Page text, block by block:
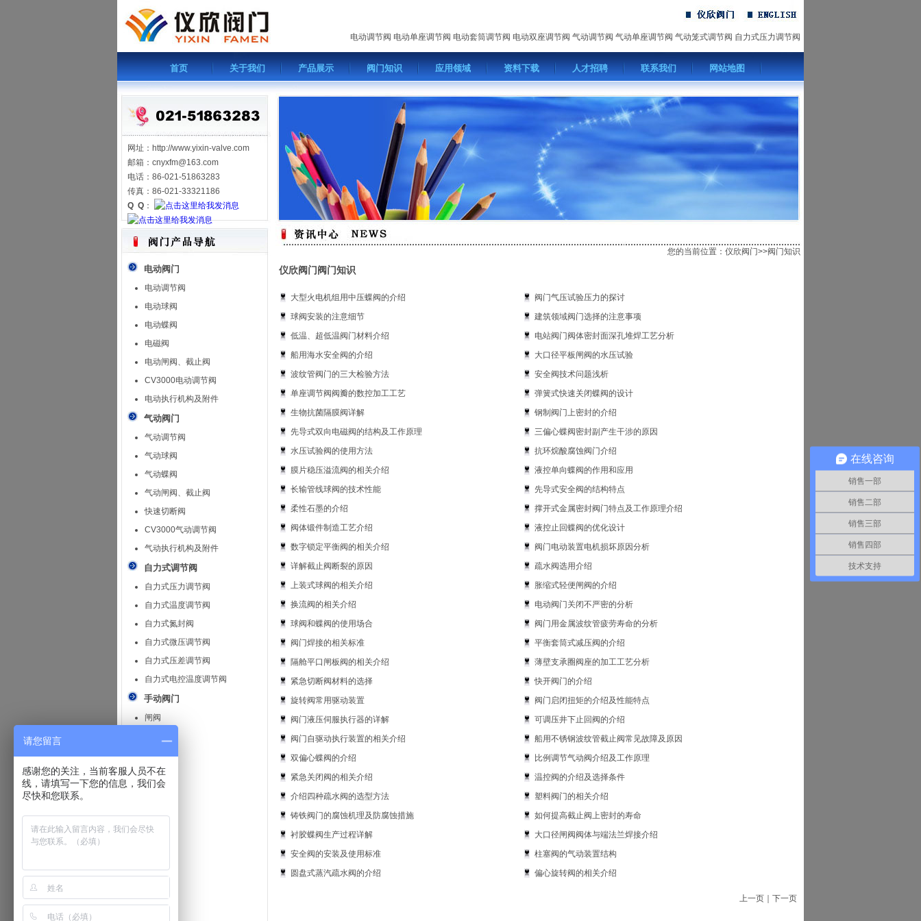
电动调节阀 电动单座调节阀 电动套筒调节阀 电动双座调节阀 气动调节阀 气动单座调节阀 气动笼式调节阀 自力式压力调节阀
首页 关于我们 产品展示 阀门知识 应用领域 资料下载 人才招聘 联系我们 网站地图
网址：http://www.yixin-valve.com
邮箱：cnyxfm@163.com
电话：86-021-51863283
传真：86-021-33321186
Q Q ：
电动阀门
电动调节阀
电动球阀
电动蝶阀
电磁阀
电动闸阀、截止阀
CV3000电动调节阀
电动执行机构及附件
气动阀门
气动调节阀
气动球阀
气动蝶阀
气动闸阀、截止阀
快速切断阀
CV3000气动调节阀
气动执行机构及附件
自力式调节阀
自力式压力调节阀
自力式温度调节阀
自力式氮封阀
自力式微压调节阀
自力式压差调节阀
自力式电控温度调节阀
手动阀门
闸阀
球阀
旋塞阀
安全阀
针型阀
您的当前位置： 仪欣阀门>>阀门知识
仪欣阀门阀门知识
大型火电机组用中压蝶阀的介绍
阀门气压试验压力的探讨
球阀安装的注意细节
建筑领域阀门选择的注意事项
低温、超低温阀门材料介绍
电站阀门阀体密封面深孔堆焊工艺分析
船用海水安全阀的介绍
大口径平板闸阀的水压试验
波纹管阀门的三大检验方法
安全阀技术问题浅析
单座调节阀阀瓣的数控加工工艺
弹簧式快速关闭蝶阀的设计
生物抗菌隔膜阀详解
钢制阀门上密封的介绍
先导式双向电磁阀的结构及工作原理
三偏心蝶阀密封副产生干涉的原因
水压试验阀的使用方法
抗环烷酸腐蚀阀门介绍
膜片稳压溢流阀的相关介绍
液控单向蝶阀的作用和应用
长输管线球阀的技术性能
先导式安全阀的结构特点
柔性石墨的介绍
撑开式金属密封阀门特点及工作原理介绍
阀体锻件制造工艺介绍
液控止回蝶阀的优化设计
数字锁定平衡阀的相关介绍
阀门电动装置电机损坏原因分析
详解截止阀断裂的原因
疏水阀选用介绍
上装式球阀的相关介绍
胀缩式轻便闸阀的介绍
换流阀的相关介绍
电动阀门关闭不严密的分析
球阀和蝶阀的使用场合
阀门用金属波纹管疲劳寿命的分析
阀门焊接的相关标准
平衡套筒式减压阀的介绍
隔舱平口闸板阀的相关介绍
薄壁支承圈阀座的加工工艺分析
紧急切断阀材料的选择
快开阀门的介绍
旋转阀常用驱动装置
阀门启闭扭矩的介绍及性能特点
阀门液压伺服执行器的详解
可调压井下止回阀的介绍
阀门自驱动执行装置的相关介绍
船用不锈钢波纹管截止阀常见故障及原因
双偏心蝶阀的介绍
比例调节气动阀介绍及工作原理
紧急关闭阀的相关介绍
温控阀的介绍及选择条件
介绍四种疏水阀的选型方法
塑料阀门的相关介绍
铸铁阀门的腐蚀机理及防腐蚀措施
如何提高截止阀上密封的寿命
衬胶蝶阀生产过程详解
大口径闸阀阀体与端法兰焊接介绍
安全阀的安装及使用标准
柱塞阀的气动装置结构
圆盘式蒸汽疏水阀的介绍
偏心旋转阀的相关介绍
上一页 下一页
在线咨询
销售一部
销售二部
销售三部
销售四部
技术支持
请您留言
感谢您的关注，当前客服人员不在
线，请填写一下您的信息，我们会
尽快和您联系。